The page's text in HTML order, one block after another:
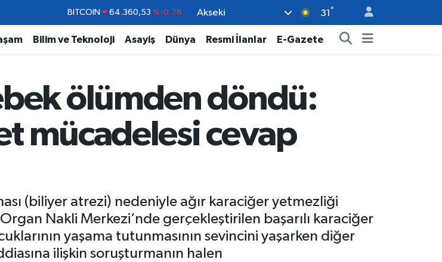
DOLAR 47,7143 %0.16
EURO 55,0317 %-0.02
BİST100 13.799 %70
BITCOIN 64.360,53 %-0.76
Akseki 31 °
Bilim ve Teknoloji Asayiş Dünya Resmi İlanlar E-Gazete
ölümden döndü:
mücadelesi cevap
(biliyer atrezi) nedeniyle ağır karaciğer yetmezliği
Nakli Merkezi’nde gerçekleştirilen başarılı karaciğer
yaşama tutunmasının sevincini yaşarken diğer
ilişkin soruşturmanın halen